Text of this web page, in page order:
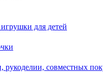
для детей
рукоделии, совместных